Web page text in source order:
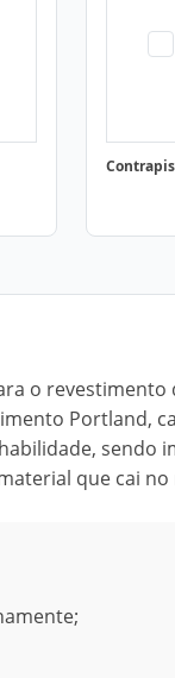
o
Portland,
sendo
que cai